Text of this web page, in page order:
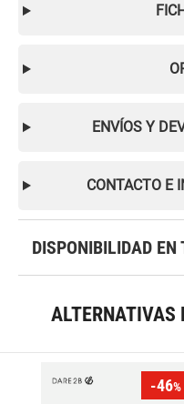
ENVÍOS Y
CONTACTO E
DISPONIBILIDAD EN
-46%